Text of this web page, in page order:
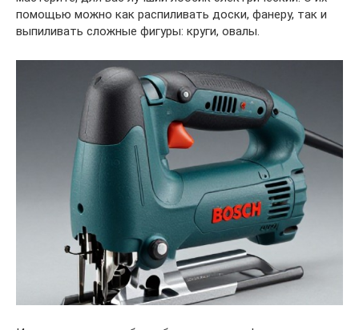
помощью можно как распиливать доски, фанеру, так и
выпиливать сложные фигуры: круги, овалы.